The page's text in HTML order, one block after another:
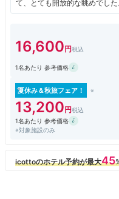
て、とても開放的な眺めでし
夕食は、金目鯛の煮付けが美
16,600
1名あたり 参考価格
夏休み＆秋旅フェア！
13,200
1名あたり 参考価格
※対象施設のみ